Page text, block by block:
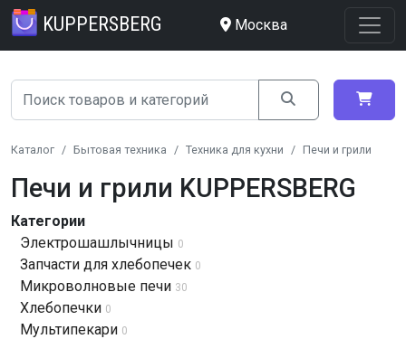
KUPPERSBERG Москва
Каталог Бытовая техника Техника для кухни Печи и грили
Печи и грили KUPPERSBERG
Категории
Электрошашлычницы 0
Запчасти для хлебопечек 0
Микроволновые печи 30
Хлебопечки 0
Мультипекари 0